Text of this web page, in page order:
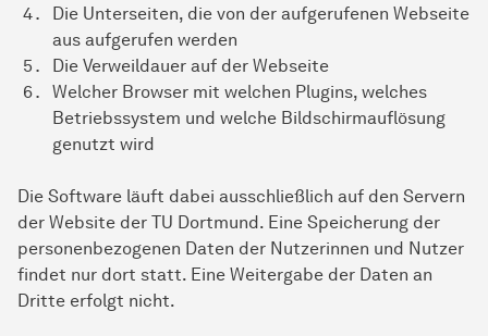
Die Unterseiten, die von der aufgerufenen Webseite
aus aufgerufen werden
Die Verweildauer auf der Webseite
Welcher Browser mit welchen Plugins, welches
Betriebssystem und welche Bildschirmauflösung
genutzt wird
Die Software läuft dabei ausschließlich auf den Servern
der Website der TU Dortmund. Eine Speicherung der
personenbezogenen Daten der Nutzerinnen und Nutzer
findet nur dort statt. Eine Weitergabe der Daten an
Dritte erfolgt nicht.